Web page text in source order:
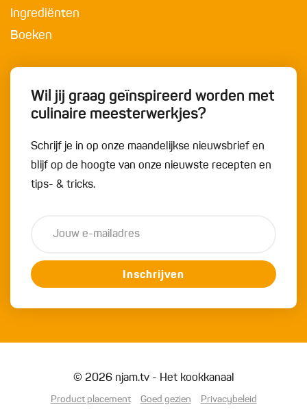
Ingrediënten
Boeken
Wil jij graag geïnspireerd worden met
culinaire meesterwerkjes?
Schrijf je in op onze maandelijkse nieuwsbrief en
blijf op de hoogte van onze nieuwste recepten en
tips- & tricks.
Inschrijven
© 2026 njam.tv - Het kookkanaal
Product placement Goed gezien Privacybeleid